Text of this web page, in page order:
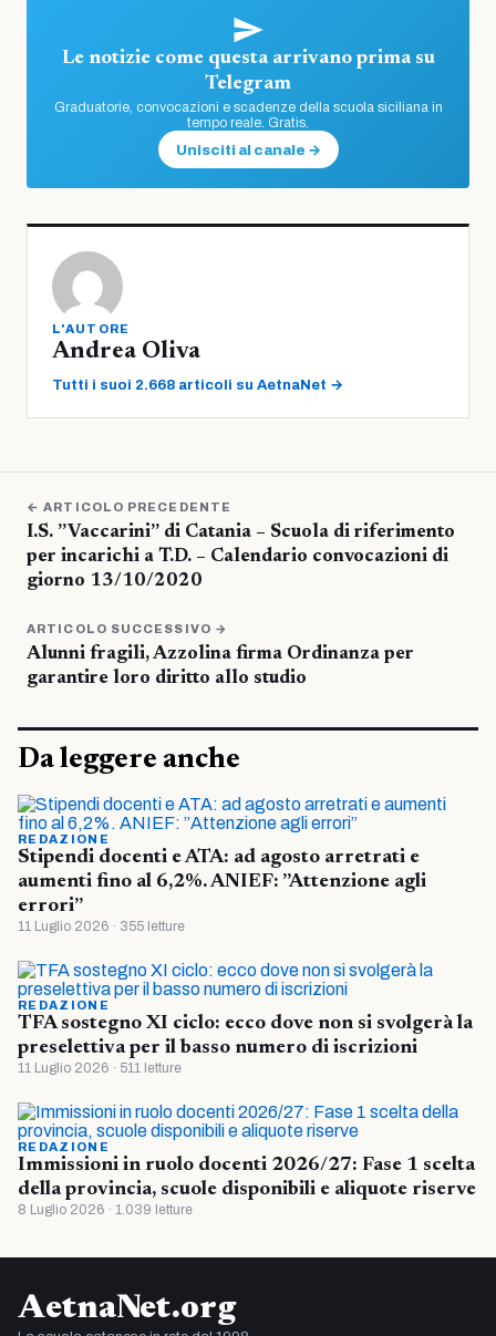
Le notizie come questa arrivano prima su
Telegram
Graduatorie, convocazioni e scadenze della scuola siciliana in
tempo reale. Gratis.
Unisciti al canale →
L'AUTORE
Andrea Oliva
Tutti i suoi 2.668 articoli su AetnaNet →
← ARTICOLO PRECEDENTE
I.S. ”Vaccarini” di Catania – Scuola di riferimento
per incarichi a T.D. – Calendario convocazioni di
giorno 13/10/2020
ARTICOLO SUCCESSIVO →
Alunni fragili, Azzolina firma Ordinanza per
garantire loro diritto allo studio
Da leggere anche
REDAZIONE
Stipendi docenti e ATA: ad agosto arretrati e
aumenti fino al 6,2%. ANIEF: ”Attenzione agli
errori”
11 Luglio 2026 · 355 letture
REDAZIONE
TFA sostegno XI ciclo: ecco dove non si svolgerà la
preselettiva per il basso numero di iscrizioni
11 Luglio 2026 · 511 letture
REDAZIONE
Immissioni in ruolo docenti 2026/27: Fase 1 scelta
della provincia, scuole disponibili e aliquote riserve
8 Luglio 2026 · 1.039 letture
AetnaNet.org